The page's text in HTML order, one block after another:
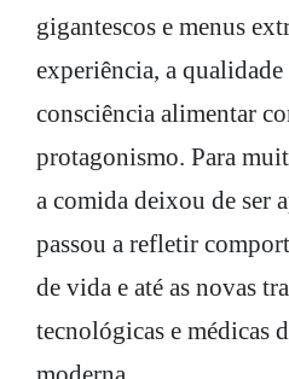
gigantescos e menus
experiência, a
consciência alimentar
protagonismo. Para
a comida deixou de ser
passou a refletir
de vida e até as novas
tecnológicas e médicas